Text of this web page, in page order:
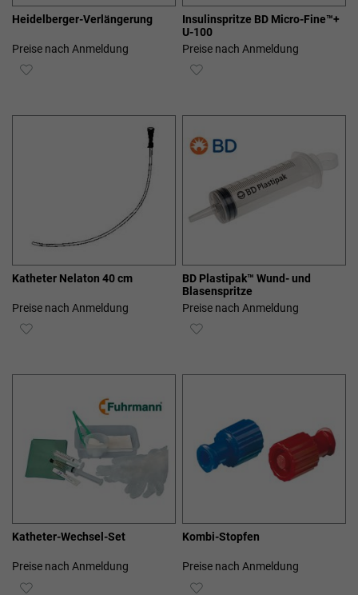
Heidelberger-Verlängerung
Preise nach Anmeldung
ZUR
Insulinspritze BD Micro-Fine™+
U-100
Preise nach Anmeldung
ZUR
Katheter Nelaton 40 cm
Preise nach Anmeldung
ZUR
BD Plastipak™ Wund- und
Blasenspritze
Preise nach Anmeldung
ZUR
Katheter-Wechsel-Set
Preise nach Anmeldung
ZUR
Kombi-Stopfen
Preise nach Anmeldung
ZUR